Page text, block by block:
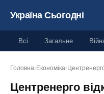
Україна Сьогодні
Всі Загальне
Головна› Економіка›
Центренерго